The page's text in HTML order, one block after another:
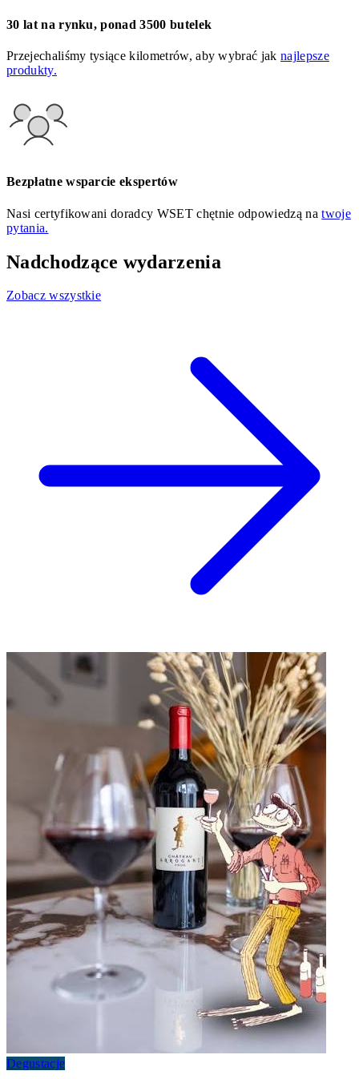
30 lat na rynku, ponad 3500 butelek
Przejechaliśmy tysiące kilometrów, aby wybrać jaknajlepsze
produkty.
Bezpłatne wsparcie ekspertów
Nasi certyfikowani doradcy WSET chętnie odpowiedzą natwoje
pytania.
Nadchodzące wydarzenia
Zobacz wszystkie
Degustacje